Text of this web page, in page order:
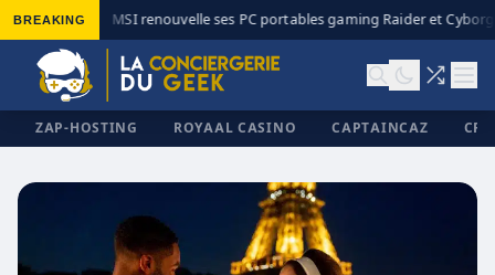
BREAKING MSI renouvelle ses PC portables gaming Raider et
ZAP-HOSTING ROYAAL CASINO CAPTAINCAZ
✕